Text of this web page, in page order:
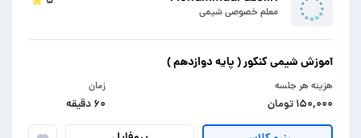
معلم خصوصی شیمی
آموزش شیمی کنکور ( پایه دوازدهم )
هزینه هر جلسه
۱۵۰,۰۰۰ تومان
زمان
۶۰ دقیقه